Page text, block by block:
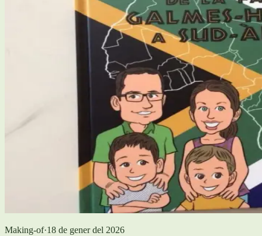
Making-of·18 de gener del 2026